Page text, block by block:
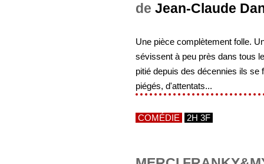
de Jean-Claude
Une pièce complètement folle.
sévissent à peu près dans tous
pitié depuis des décennies ils se
piégés, d'attentats...
COMÉDIE 2H 3F